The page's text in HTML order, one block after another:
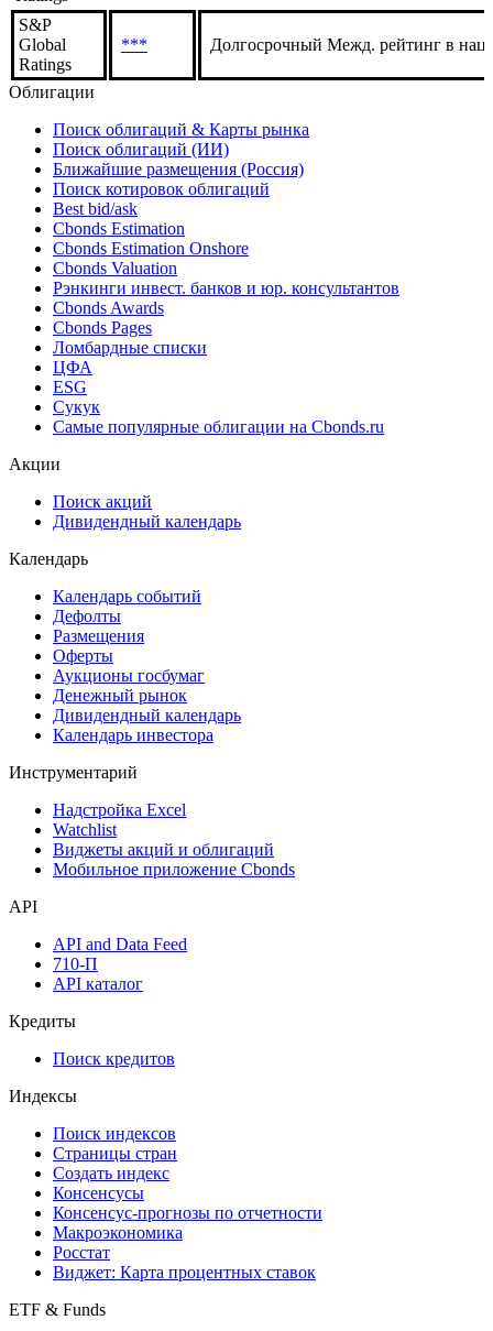
S&P
Global
Ratings
*** Долгосрочный Межд. рейтинг в
Облигации
Поиск облигаций & Карты рынка
Поиск облигаций (ИИ)
Ближайшие размещения (Россия)
Поиск котировок облигаций
Best bid/ask
Cbonds Estimation
Cbonds Estimation Onshore
Cbonds Valuation
Рэнкинги инвест. банков и юр. консультантов
Cbonds Awards
Cbonds Pages
Ломбардные списки
ЦФА
ESG
Сукук
Самые популярные облигации на Cbonds.ru
Акции
Поиск акций
Дивидендный календарь
Календарь
Календарь событий
Дефолты
Размещения
Оферты
Аукционы госбумаг
Денежный рынок
Дивидендный календарь
Календарь инвестора
Инструментарий
Надстройка Excel
Watchlist
Виджеты акций и облигаций
Мобильное приложение Cbonds
API
API and Data Feed
710-П
API каталог
Кредиты
Поиск кредитов
Индексы
Поиск индексов
Страницы стран
Создать индекс
Консенсусы
Консенсус-прогнозы по отчетности
Макроэкономика
Росстат
Виджет: Карта процентных ставок
ETF & Funds